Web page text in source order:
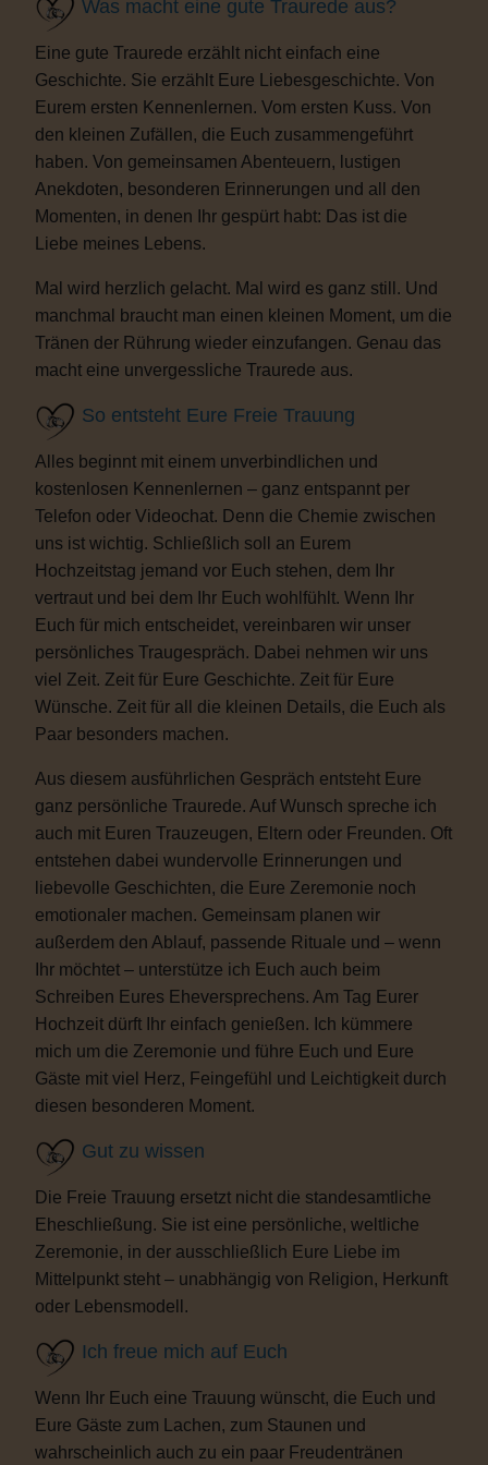
Was macht eine gute Traurede aus?
Eine gute Traurede erzählt nicht einfach eine
Geschichte. Sie erzählt Eure Liebesgeschichte. Von
Eurem ersten Kennenlernen. Vom ersten Kuss. Von
den kleinen Zufällen, die Euch zusammengeführt
haben. Von gemeinsamen Abenteuern, lustigen
Anekdoten, besonderen Erinnerungen und all den
Momenten, in denen Ihr gespürt habt: Das ist die
Liebe meines Lebens.
Mal wird herzlich gelacht. Mal wird es ganz still. Und
manchmal braucht man einen kleinen Moment, um die
Tränen der Rührung wieder einzufangen. Genau das
macht eine unvergessliche Traurede aus.
So entsteht Eure Freie Trauung
Alles beginnt mit einem unverbindlichen und
kostenlosen Kennenlernen – ganz entspannt per
Telefon oder Videochat. Denn die Chemie zwischen
uns ist wichtig. Schließlich soll an Eurem
Hochzeitstag jemand vor Euch stehen, dem Ihr
vertraut und bei dem Ihr Euch wohlfühlt. Wenn Ihr
Euch für mich entscheidet, vereinbaren wir unser
persönliches Traugespräch. Dabei nehmen wir uns
viel Zeit. Zeit für Eure Geschichte. Zeit für Eure
Wünsche. Zeit für all die kleinen Details, die Euch als
Paar besonders machen.
Aus diesem ausführlichen Gespräch entsteht Eure
ganz persönliche Traurede. Auf Wunsch spreche ich
auch mit Euren Trauzeugen, Eltern oder Freunden. Oft
entstehen dabei wundervolle Erinnerungen und
liebevolle Geschichten, die Eure Zeremonie noch
emotionaler machen. Gemeinsam planen wir
außerdem den Ablauf, passende Rituale und – wenn
Ihr möchtet – unterstütze ich Euch auch beim
Schreiben Eures Eheversprechens. Am Tag Eurer
Hochzeit dürft Ihr einfach genießen. Ich kümmere
mich um die Zeremonie und führe Euch und Eure
Gäste mit viel Herz, Feingefühl und Leichtigkeit durch
diesen besonderen Moment.
Gut zu wissen
Die Freie Trauung ersetzt nicht die standesamtliche
Eheschließung. Sie ist eine persönliche, weltliche
Zeremonie, in der ausschließlich Eure Liebe im
Mittelpunkt steht – unabhängig von Religion, Herkunft
oder Lebensmodell.
Ich freue mich auf Euch
Wenn Ihr Euch eine Trauung wünscht, die Euch und
Eure Gäste zum Lachen, zum Staunen und
wahrscheinlich auch zu ein paar Freudentränen